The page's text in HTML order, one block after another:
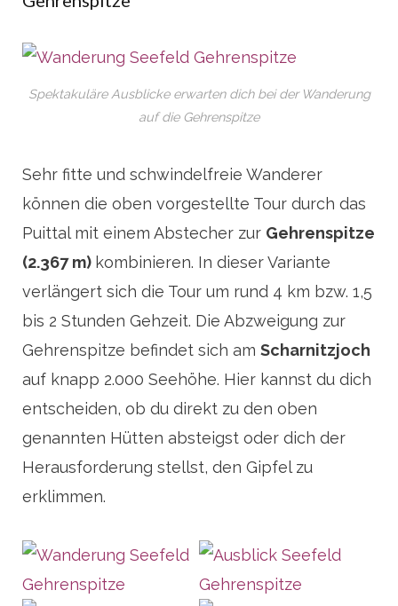
Spektakuläre Ausblicke erwarten dich bei der Wanderung
auf die Gehrenspitze
Sehr fitte und schwindelfreie Wanderer
können die oben vorgestellte Tour durch das
Puittal mit einem Abstecher zur Gehrenspitze
(2.367 m) kombinieren. In dieser Variante
verlängert sich die Tour um rund 4 km bzw. 1,5
bis 2 Stunden Gehzeit. Die Abzweigung zur
Gehrenspitze befindet sich am Scharnitzjoch
auf knapp 2.000 Seehöhe. Hier kannst du dich
entscheiden, ob du direkt zu den oben
genannten Hütten absteigst oder dich der
Herausforderung stellst, den Gipfel zu
erklimmen.